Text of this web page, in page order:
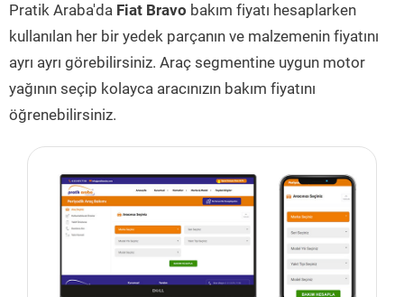
Pratik Araba'da Fiat Bravo bakım fiyatı hesaplarken
kullanılan her bir yedek parçanın ve malzemenin fiyatını
ayrı ayrı görebilirsiniz. Araç segmentine uygun motor
yağının seçip kolayca aracınızın bakım fiyatını
öğrenebilirsiniz.